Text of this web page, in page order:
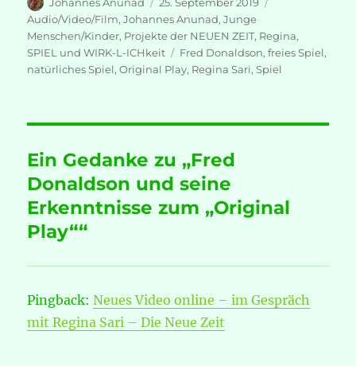
am
Audio/Video/Film,Johannes Anunad,Junge
Menschen/Kinder, Projekte der NEUEN ZEIT, Regina,
SPIEL und WIRK-L-ICHkeit
Schlagwörter
Fred Donaldson,freies Spiel,
natürliches Spiel,Original Play, Regina Sari,Spiel
Ein Gedanke zu „Fred
Donaldson und seine
Erkenntnisse zum „Original
Play““
Pingback:Neues Video online – im Gespräch
mit Regina Sari – Die Neue Zeit